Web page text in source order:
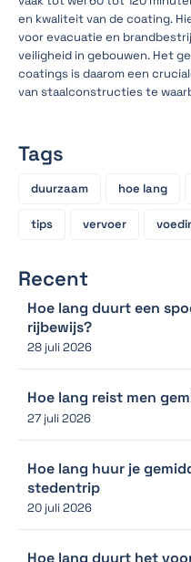
en kwaliteit van de coating.
voor evacuatie en
veiligheid in gebouwen. Het
coatings is daarom een
van staalconstructies te
Tags
duurzaam hoe lang
tips vervoer
Recent
Hoe lang duurt een
rijbewijs?
28 juli 2026
Hoe lang reist men
27 juli 2026
Hoe lang huur je
stedentrip
20 juli 2026
Hoe lang duurt het